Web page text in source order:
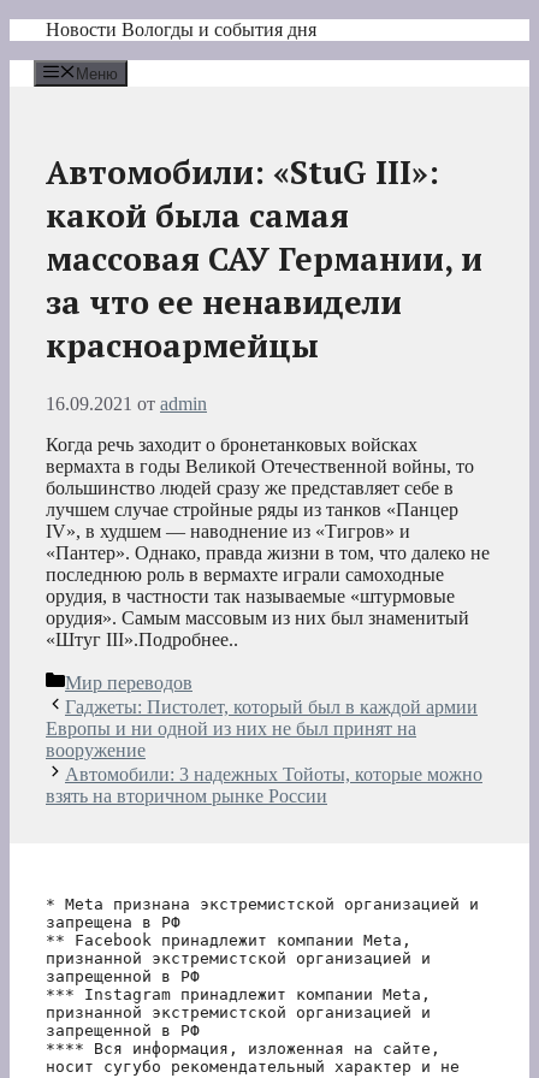
Перейти
содержимому
Новости Вологды и события дня
Меню
Автомобили: «StuG III»:
какой была самая
массовая САУ Германии, и
за что ее ненавидели
красноармейцы
16.09.2021 от admin
Когда речь заходит о бронетанковых войсках
вермахта в годы Великой Отечественной войны, то
большинство людей сразу же представляет себе в
лучшем случае стройные ряды из танков «Панцер
IV», в худшем — наводнение из «Тигров» и
«Пантер». Однако, правда жизни в том, что далеко не
последнюю роль в вермахте играли самоходные
орудия, в частности так называемые «штурмовые
орудия». Самым массовым из них был знаменитый
«Штуг III».Подробнее..
Рубрики
Мир переводов
Гаджеты: Пистолет, который был в каждой армии
Европы и ни одной из них не был принят на
вооружение
Автомобили: 3 надежных Тойоты, которые можно
взять на вторичном рынке России
* Meta признана экстремистской организацией и
запрещена в РФ
** Facebook принадлежит компании Meta,
признанной экстремистской организацией и
запрещенной в РФ
*** Instagram принадлежит компании Meta,
признанной экстремистской организацией и
запрещенной в РФ
**** Вся информация, изложенная на сайте,
носит сугубо рекомендательный характер и не